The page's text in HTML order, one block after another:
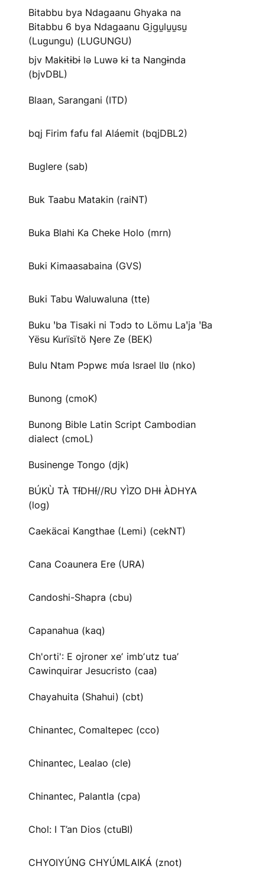
Bitabbu bya Ndagaanu Ghyaka na
Bitabbu 6 bya Ndagaanu Gi̱gu̱lu̱u̱su̱
(Lugungu) (LUGUNGU)
bjv Makɨtɨbɨ lə Luwə kɨ ta Nangɨnda
(bjvDBL)
Blaan, Sarangani (ITD)
bqj Firim fafu fal Aláemit (bqjDBL2)
Buglere (sab)
Buk Taabu Matakin (raiNT)
Buka Blahi Ka Cheke Holo (mrn)
Buki Kimaasabaina (GVS)
Buki Tabu Waluwaluna (tte)
Buku ꞌba Tisaki ni Tɔdɔ to Lömu Laꞌja ꞌBa
Yësu Kurïsïtö Ŋere Ze (BEK)
Bulu Ntam Pɔpwɛ mʋ́a Israel Ɩlʋ (nko)
Bunong (cmoK)
Bunong Bible Latin Script Cambodian
dialect (cmoL)
Businenge Tongo (djk)
BÚKÙ TÀ TƗ́DHƗ́//RU YÌZO DHƗ ÀDHYA
(log)
Caekäcai Kangthae (Lemi) (cekNT)
Cana Coaunera Ere (URA)
Candoshi-Shapra (cbu)
Capanahua (kaq)
Ch'orti': E ojroner xeʼ imbʼutz tuaʼ
Cawinquirar Jesucristo (caa)
Chayahuita (Shahui) (cbt)
Chinantec, Comaltepec (cco)
Chinantec, Lealao (cle)
Chinantec, Palantla (cpa)
Chol: I T’an Dios (ctuBI)
CHYOIYÚNG CHYÚMLAIKÁ (znot)